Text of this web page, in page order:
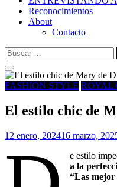
Reconocimientos
About
Contacto
Buscar:
FASHION STYLE ROYAL
El estilo chic de
12 enero, 202416 marzo,
e estilo
a la
“Las mejor